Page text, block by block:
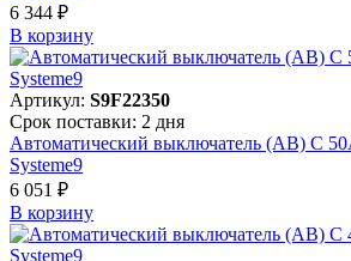
6 344 ₽
В корзинy
Артикул: S9F22350
Срок поставки: 2 дня
Автоматический выключатель (АВ) C
Systeme9
6 051 ₽
В корзинy